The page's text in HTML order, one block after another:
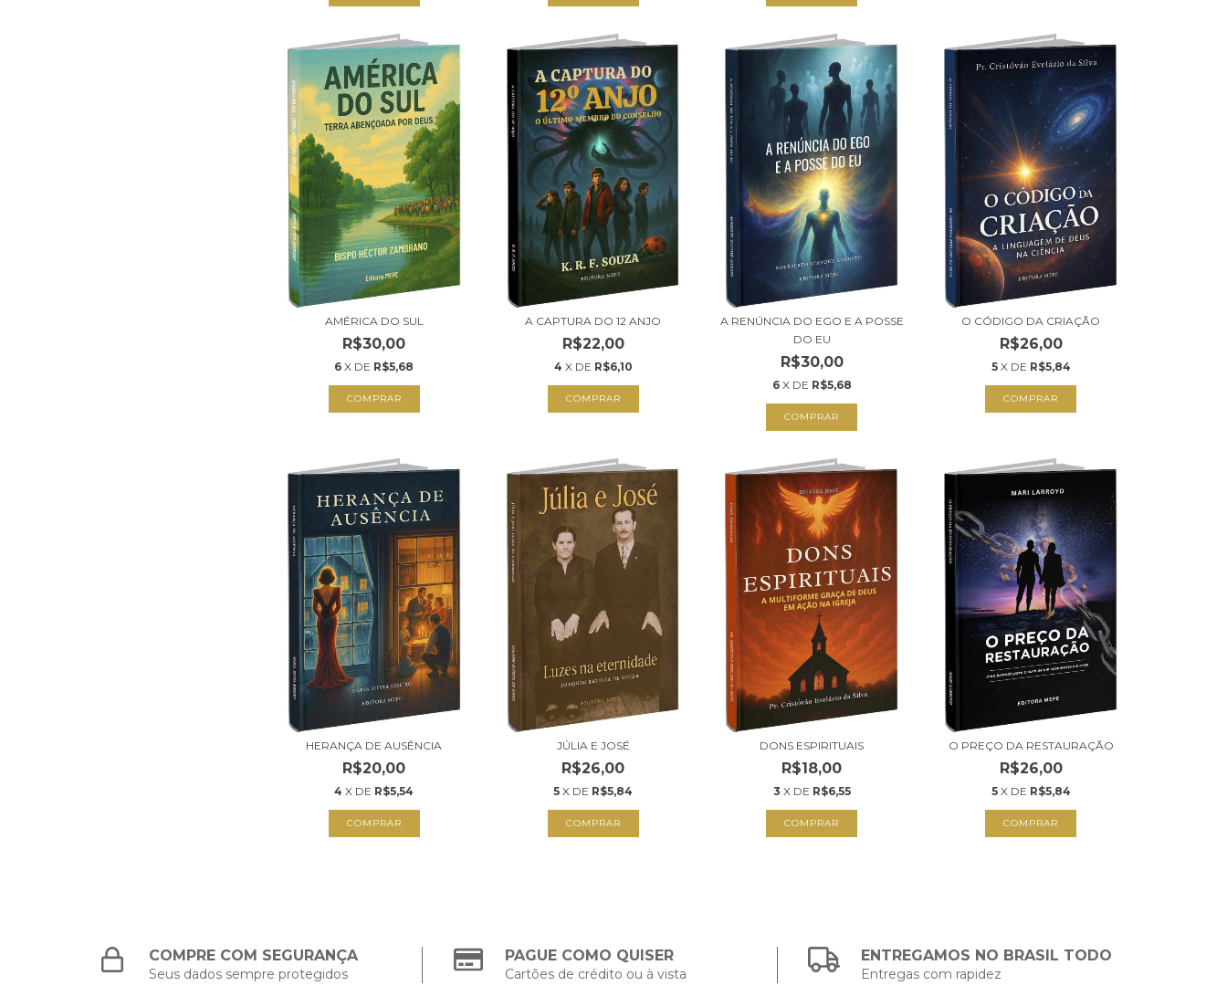
AMÉRICA DO SUL
R$30,00
6 X DE R$5,68
COMPRAR
A CAPTURA DO 12 ANJO
R$22,00
4 X DE R$6,10
COMPRAR
A RENÚNCIA DO EGO E A POSSE
DO EU
R$30,00
6 X DE R$5,68
COMPRAR
O CÓDIGO DA CRIAÇÃO
R$26,00
5 X DE R$5,84
COMPRAR
HERANÇA DE AUSÊNCIA
R$20,00
4 X DE R$5,54
COMPRAR
JÚLIA E JOSÉ
R$26,00
5 X DE R$5,84
COMPRAR
DONS ESPIRITUAIS
R$18,00
3 X DE R$6,55
COMPRAR
O PREÇO DA RESTAURAÇÃO
R$26,00
5 X DE R$5,84
COMPRAR
COMPRE COM SEGURANÇA
Seus dados sempre protegidos
PAGUE COMO QUISER
Cartões de crédito ou à vista
ENTREGAMOS NO BRASIL TODO
Entregas com rapidez